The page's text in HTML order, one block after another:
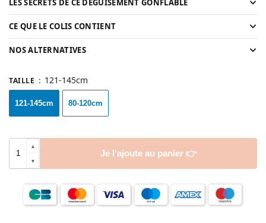
LES SECRETS DE CE DÉGUISEMENT GONFLABLE
CE QUE LE COLIS CONTIENT
NOS ALTERNATIVES
TAILLE : 121-145cm
121-145cm 80-120cm
Je l'ajoute au panier 👉